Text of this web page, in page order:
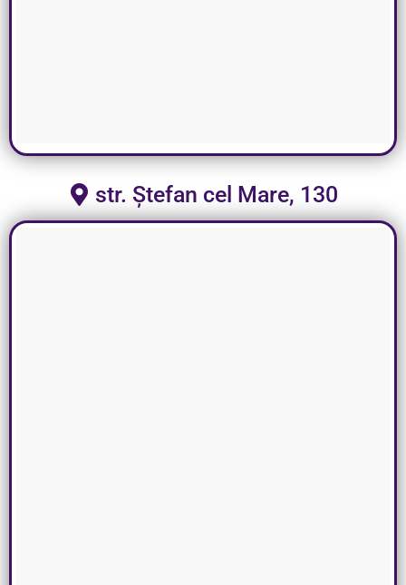
str. Ștefan cel Mare, 130